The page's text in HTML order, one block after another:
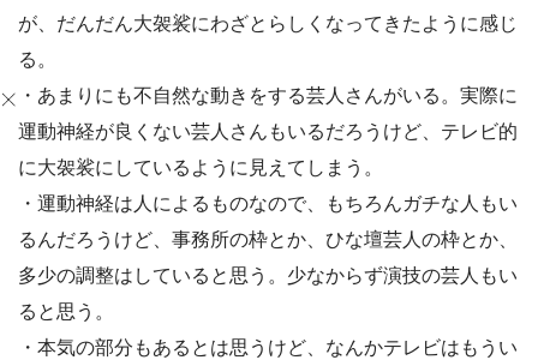
が、だんだん大袈裟にわざとらしくなってきたように感じ
る。
・あまりにも不自然な動きをする芸人さんがいる。実際に
運動神経が良くない芸人さんもいるだろうけど、テレビ的
に大袈裟にしているように見えてしまう。
・運動神経は人によるものなので、もちろんガチな人もい
るんだろうけど、事務所の枠とか、ひな壇芸人の枠とか、
多少の調整はしていると思う。少なからず演技の芸人もい
ると思う。
・本気の部分もあるとは思うけど、なんかテレビはもうい